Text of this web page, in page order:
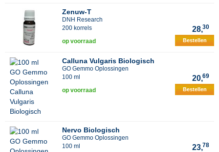
Zenuw-T
DNH Research
200 korrels
28,30
op voorraad Bestellen
Calluna Vulgaris Biologisch
GO Gemmo Oplossingen
100 ml
20,69
op voorraad Bestellen
Nervo Biologisch
GO Gemmo Oplossingen
100 ml
23,78